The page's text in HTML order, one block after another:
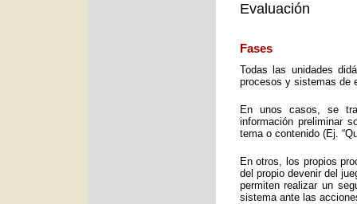
Evaluación
Fases
Todas las unidades
procesos y sistemas de
En unos casos, se
información preliminar
tema o contenido (Ej.
En otros, los propios
del propio devenir del
permiten realizar un
sistema ante las